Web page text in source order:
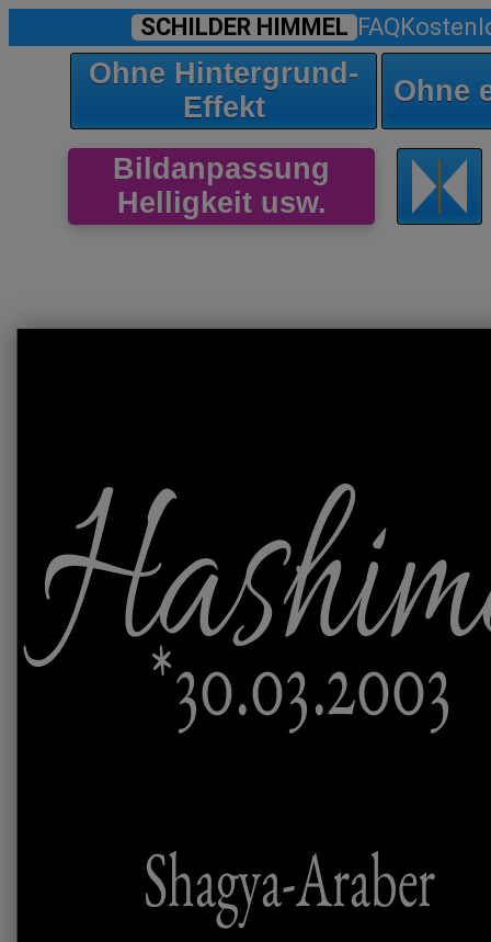
SCHILDER HIMMEL FAQ
Ohne Hintergrund-
Effekt
Ohne
Bildanpassung
Helligkeit usw.
*30.03.2003
Shagya-Araber